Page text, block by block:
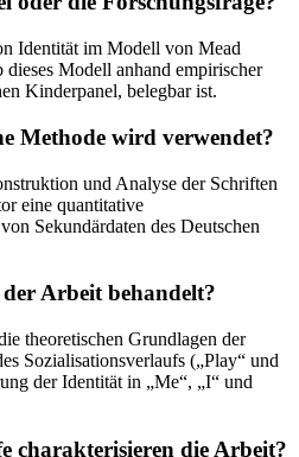
Identität im Modell von Mead
Modell anhand empirischer
Kinderpanel, belegbar ist.
Methode wird verwendet?
und Analyse der Schriften
eine quantitative
Sekundärdaten des Deutschen
Arbeit behandelt?
theoretischen Grundlagen der
Sozialisationsverlaufs („Play“ und
der Identität in „Me“, „I“ und
charakterisieren die Arbeit?